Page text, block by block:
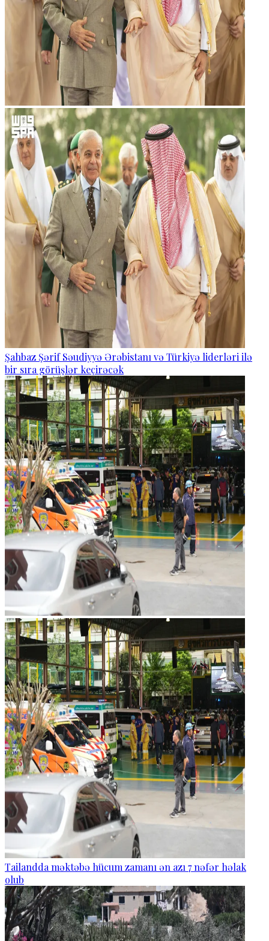
Şahbaz Şərif Səudiyyə Ərəbistanı və Türkiyə liderləri ilə
bir sıra görüşlər keçirəcək
Tailandda məktəbə hücum zamanı ən azı 7 nəfər həlak
olub